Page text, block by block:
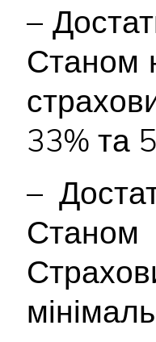
–
Станом
33% та
–
Станом